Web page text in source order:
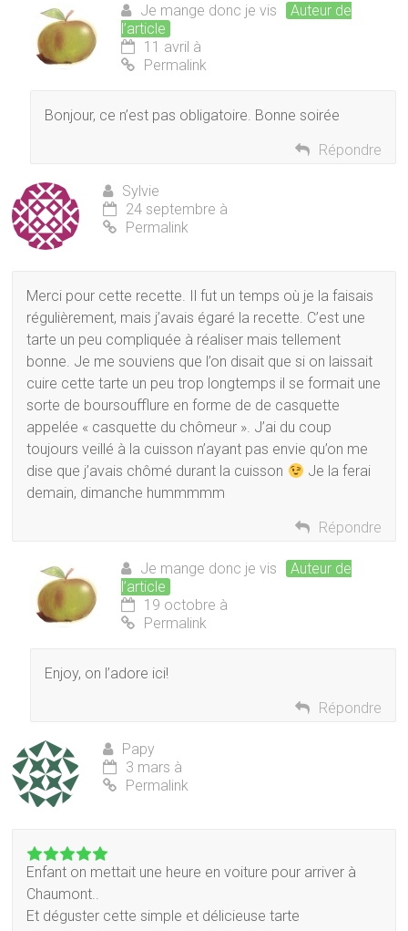
Je mange donc je vis
Auteur de
l’article
11 avril à
Permalink
Bonjour, ce n’est pas obligatoire. Bonne soirée
Répondre
Sylvie
24 septembre à
Permalink
Merci pour cette recette. Il fut un temps où je la faisais
régulièrement, mais j’avais égaré la recette. C’est une
tarte un peu compliquée à réaliser mais tellement
bonne. Je me souviens que l’on disait que si on laissait
cuire cette tarte un peu trop longtemps il se formait une
sorte de boursoufflure en forme de de casquette
appelée « casquette du chômeur ». J’ai du coup
toujours veillé à la cuisson n’ayant pas envie qu’on me
dise que j’avais chômé durant la cuisson
Je la ferai
demain, dimanche hummmmm
Répondre
Je mange donc je vis
Auteur de
l’article
19 octobre à
Permalink
Enjoy, on l’adore ici!
Répondre
Papy
3 mars à
Permalink
Enfant on mettait une heure en voiture pour arriver à
Chaumont..
Et déguster cette simple et délicieuse tarte